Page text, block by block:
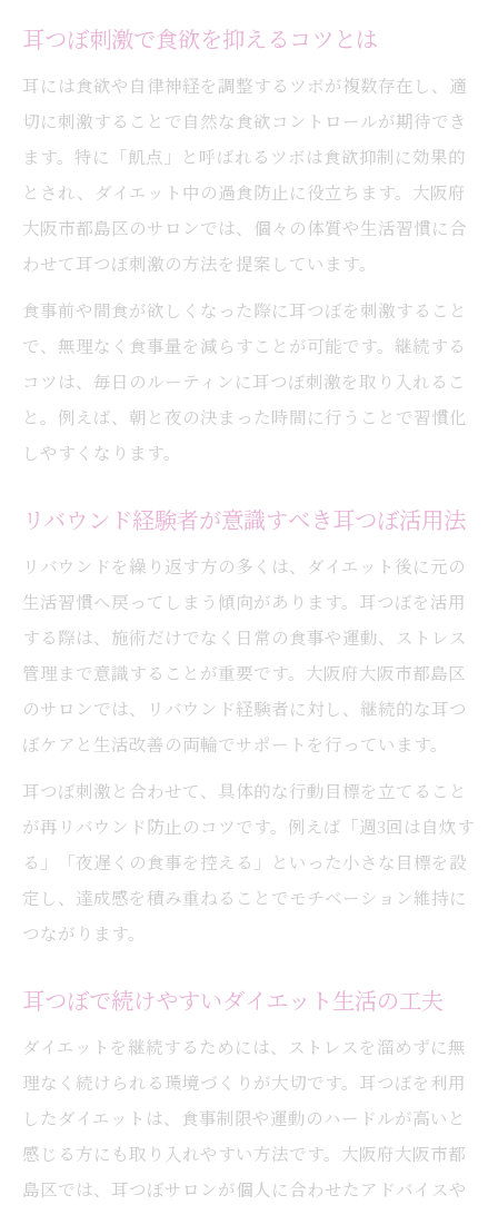
理由
ストレス少なく耳つぼで体型維持を目指す方法
耳つぼと心の安定がもたらす効果とは
耳つぼ活用で食欲ストレスを軽減する方法
耳つぼでストレス由来のリバウンド予防法
成功へ導く耳つぼと生活習慣の見直しポイント
耳つぼと生活習慣の見直しで成功を目指す
耳つぼを活かした毎日のルーティン作り
耳つぼ効果を高める生活習慣の秘訣
耳つぼと運動習慣がリバウンド防止に有効
耳つぼ刺激で食欲を抑えるコツとは
耳には食欲や自律神経を調整するツボが複数存在し、適
切に刺激することで自然な食欲コントロールが期待でき
ます。特に「飢点」と呼ばれるツボは食欲抑制に効果的
とされ、ダイエット中の過食防止に役立ちます。大阪府
大阪市都島区のサロンでは、個々の体質や生活習慣に合
わせて耳つぼ刺激の方法を提案しています。
食事前や間食が欲しくなった際に耳つぼを刺激すること
で、無理なく食事量を減らすことが可能です。継続する
コツは、毎日のルーティンに耳つぼ刺激を取り入れるこ
と。例えば、朝と夜の決まった時間に行うことで習慣化
しやすくなります。
リバウンド経験者が意識すべき耳つぼ活用法
リバウンドを繰り返す方の多くは、ダイエット後に元の
生活習慣へ戻ってしまう傾向があります。耳つぼを活用
する際は、施術だけでなく日常の食事や運動、ストレス
管理まで意識することが重要です。大阪府大阪市都島区
のサロンでは、リバウンド経験者に対し、継続的な耳つ
ぼケアと生活改善の両輪でサポートを行っています。
耳つぼ刺激と合わせて、具体的な行動目標を立てること
が再リバウンド防止のコツです。例えば「週3回は自炊す
る」「夜遅くの食事を控える」といった小さな目標を設
定し、達成感を積み重ねることでモチベーション維持に
つながります。
耳つぼで続けやすいダイエット生活の工夫
ダイエットを継続するためには、ストレスを溜めずに無
理なく続けられる環境づくりが大切です。耳つぼを利用
したダイエットは、食事制限や運動のハードルが高いと
感じる方にも取り入れやすい方法です。大阪府大阪市都
島区では、耳つぼサロンが個人に合わせたアドバイスや